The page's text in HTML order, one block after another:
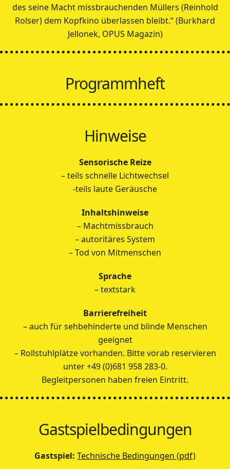
des seine Macht missbrauchenden Müllers (Reinhold
Rolser) dem Kopfkino überlassen bleibt.“ (Burkhard
Jellonek, OPUS Magazin)
Programmheft
Hinweise
Sensorische Reize
– teils schnelle Lichtwechsel
-teils laute Geräusche
Inhaltshinweise
– Machtmissbrauch
– autoritäres System
– Tod von Mitmenschen
Sprache
– textstark
Barrierefreiheit
– auch für sehbehinderte und blinde Menschen
geeignet
– Rollstuhlplätze vorhanden. Bitte vorab reservieren
unter +49 (0)681 958 283-0.
Begleitpersonen haben freien Eintritt.
Gastspielbedingungen
Gastspiel: Technische Bedingungen (pdf)